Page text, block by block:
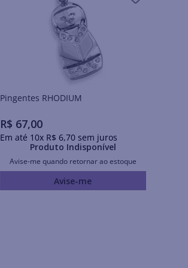
Pingentes RHODIUM
R$ 67,00
Em até 10x R$ 6,70sem juros
Produto Indisponível
Avise-me quando retornar ao estoque
Avise-me